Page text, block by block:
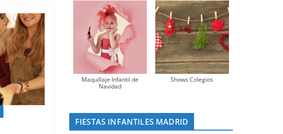
Maquillaje Infantil de
Navidad
Shows Colegios
FIESTAS INFANTILES MADRID